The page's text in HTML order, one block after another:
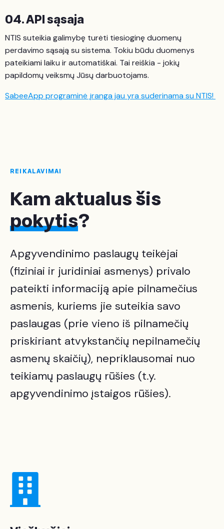
04. API sąsaja
NTIS suteikia galimybę turėti tiesioginę duomenų
perdavimo sąsają su sistema. Tokiu būdu duomenys
pateikiami laiku ir automatiškai. Tai reiškia - jokių
papildomų veiksmų Jūsų darbuotojams.
SabeeApp programinė įranga jau yra suderinama su NTIS!
REIKALAVIMAI
Kam aktualus šis
pokytis?
Apgyvendinimo paslaugų teikėjai
(fiziniai ir juridiniai asmenys) privalo
pateikti informaciją apie pilnamečius
asmenis, kuriems jie suteikia savo
paslaugas (prie vieno iš pilnamečių
priskiriant atvykstančių nepilnamečių
asmenų skaičių), nepriklausomai nuo
teikiamų paslaugų rūšies (t.y.
apgyvendinimo įstaigos rūšies).